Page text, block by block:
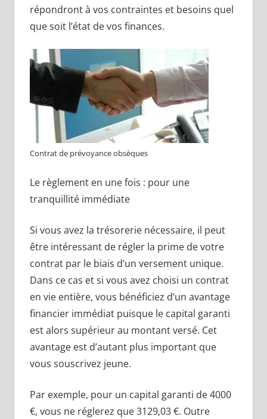
répondront à vos contraintes et besoins quel
que soit l’état de vos finances.
Contrat de prévoyance obsèques
Le règlement en une fois : pour une
tranquillité immédiate
Si vous avez la trésorerie nécessaire, il peut
être intéressant de régler la prime de votre
contrat par le biais d’un versement unique.
Dans ce cas et si vous avez choisi un contrat
en vie entière, vous bénéficiez d’un avantage
financier immédiat puisque le capital garanti
est alors supérieur au montant versé. Cet
avantage est d’autant plus important que
vous souscrivez jeune.
Par exemple, pour un capital garanti de 4000
€, vous ne réglerez que 3129,03 €. Outre